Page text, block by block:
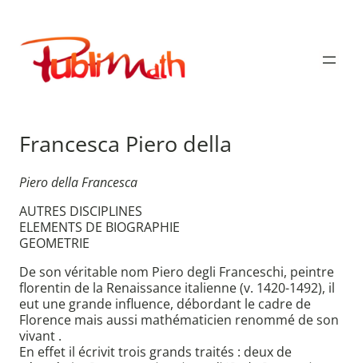
contenu
Publimath
Francesca Piero della
Piero della Francesca
AUTRES DISCIPLINES
ELEMENTS DE BIOGRAPHIE
GEOMETRIE
De son véritable nom Piero degli Franceschi, peintre
florentin de la Renaissance italienne (v. 1420-1492), il
eut une grande influence, débordant le cadre de
Florence mais aussi mathématicien renommé de son
vivant .
En effet il écrivit trois grands traités : deux de